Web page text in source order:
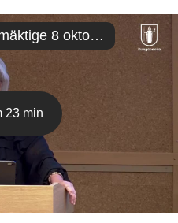
Kungsbacka Kommunfullmäktige 8 oktober 2024
23 min
Spela